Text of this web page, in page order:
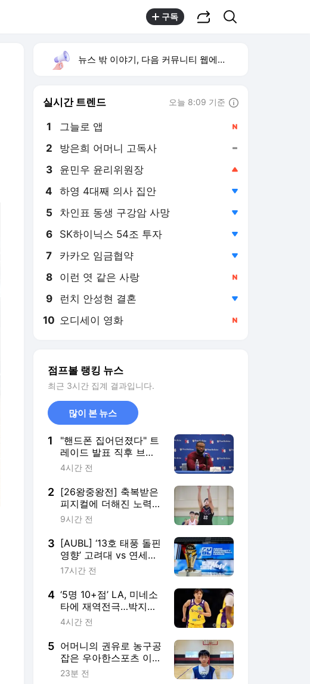
구독
뉴스 밖 이야기, 다음 커뮤니티 웹에서 보기
실시간 트렌드 오늘 8:09 기준
1 그늘로 앱
2 방은희 어머니 고독사
3 윤민우 윤리위원장
4 하영 4대째 의사 집안
5 차인표 동생 구강암 사망
6 SK하이닉스 54조 투자
7 카카오 임금협약
8 이런 엿 같은 사랑
9 런치 안성현 결혼
10 오디세이 영화
점프볼 랭킹 뉴스
최근 3시간 집계 결과입니다.
많이 본 뉴스
1
"핸드폰 집어던졌다" 트
레이드 발표 직후 브라
운의 솔직한 심정
4시간 전
2 [26왕중왕전] 축복받은
피지컬에 더해진 노력…
한국의 샤킬 오닐을 꿈
9시간 전
3
[AUBL] ‘13호 태풍 돌핀
영향’ 고려대 vs 연세대
7-8위 순위 결정전 취소
17시간 전
4 ‘5명 10+점’ LA, 미네소
타에 재역전극…박지현
은 5분간 무득점
4시간 전
5 어머니의 권유로 농구공
잡은 우아한스포츠 이준
우의 목표는 아버지와
23분 전